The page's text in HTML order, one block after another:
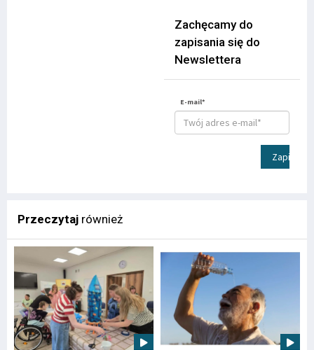
Zachęcamy do
zapisania się do
Newslettera
E-mail*
Zapisz
Przeczytaj również